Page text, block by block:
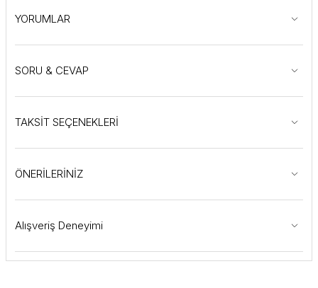
YORUMLAR
SORU & CEVAP
TAKSİT SEÇENEKLERİ
ÖNERİLERİNİZ
Alışveriş Deneyimi